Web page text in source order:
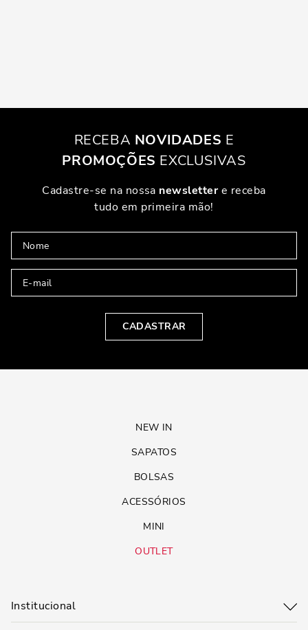
RECEBA NOVIDADES E
PROMOÇÕES EXCLUSIVAS
Cadastre-se na nossa newslettere receba
tudo em primeira mão!
CADASTRAR
NEW IN
SAPATOS
BOLSAS
ACESSÓRIOS
MINI
OUTLET
Institucional